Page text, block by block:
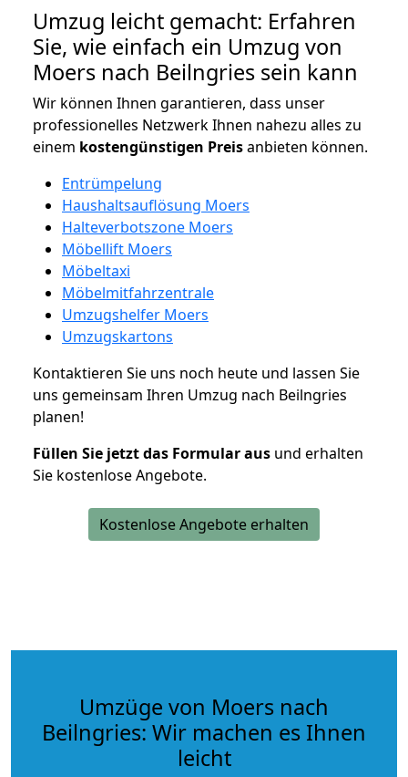
Umzug leicht gemacht: Erfahren
Sie, wie einfach ein Umzug von
Moers nach Beilngries sein kann
Wir können Ihnen garantieren, dass unser
professionelles Netzwerk Ihnen nahezu alles zu
einem kostengünstigen Preisanbieten können.
Entrümpelung
Haushaltsauflösung Moers
Halteverbotszone Moers
Möbellift Moers
Möbeltaxi
Möbelmitfahrzentrale
Umzugshelfer Moers
Umzugskartons
Kontaktieren Sie uns noch heute und lassen Sie
uns gemeinsam Ihren Umzug nach Beilngries
planen!
Füllen Sie jetzt das Formular aus und erhalten
Sie kostenlose Angebote.
Kostenlose Angebote erhalten
Umzüge von Moers nach
Beilngries: Wir machen es Ihnen
leicht